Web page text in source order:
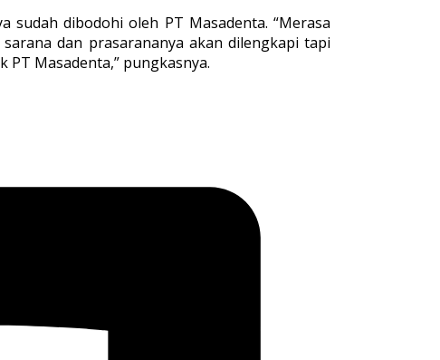
sudah dibodohi oleh PT Masadenta. “Merasa
dan prasarananya akan dilengkapi tapi
Masadenta,” pungkasnya.